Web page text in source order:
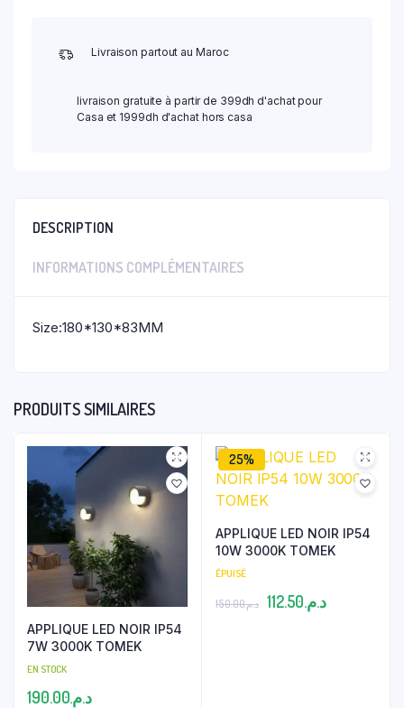
Livraison partout au Maroc
livraison gratuite à partir de 399dh d'achat pour
Casa et 1999dh d'achat hors casa
DESCRIPTION
INFORMATIONS COMPLÉMENTAIRES
Size:180*130*83MM
PRODUITS SIMILAIRES
APPLIQUE LED NOIR IP54
7W 3000K TOMEK
EN STOCK
د.م.190.00
25%
APPLIQUE LED NOIR IP54
10W 3000K TOMEK
ÉPUISÉ
د.م.150.00
Le
د.م.112.50
Le